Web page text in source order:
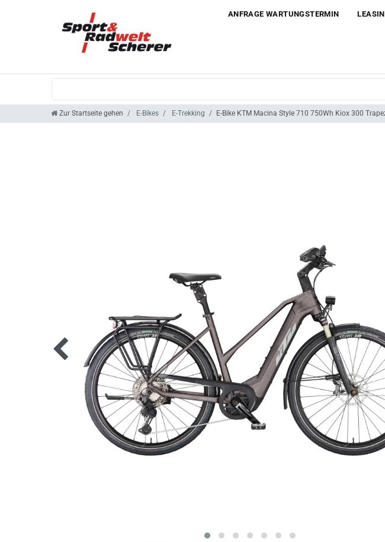
ANFRAGE WARTUNGSTERMIN
Zur Startseite gehen E-Bikes E-Trekking E-Bike KTM Macina Style 710 750Wh Kiox 300